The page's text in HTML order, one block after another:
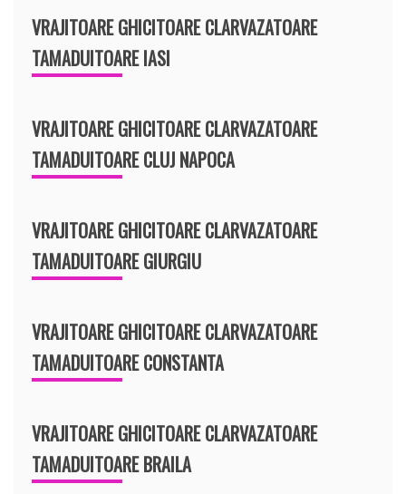
VRAJITOARE GHICITOARE CLARVAZATOARE
TAMADUITOARE IASI
VRAJITOARE GHICITOARE CLARVAZATOARE
TAMADUITOARE CLUJ NAPOCA
VRAJITOARE GHICITOARE CLARVAZATOARE
TAMADUITOARE GIURGIU
VRAJITOARE GHICITOARE CLARVAZATOARE
TAMADUITOARE CONSTANTA
VRAJITOARE GHICITOARE CLARVAZATOARE
TAMADUITOARE BRAILA